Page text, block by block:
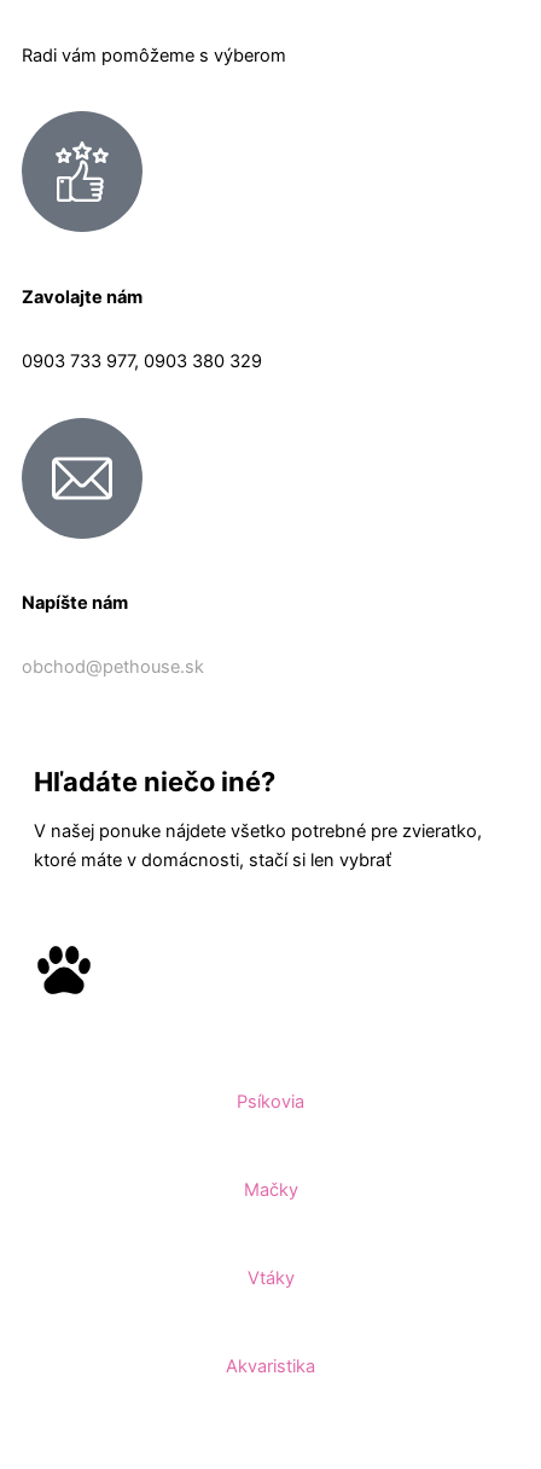
Radi vám pomôžeme s výberom
Zavolajte nám
0903 733 977, 0903 380 329
Napíšte nám
obchod@pethouse.sk
Hľadáte niečo iné?
V našej ponuke nájdete všetko potrebné pre zvieratko,
ktoré máte v domácnosti, stačí si len vybrať
Psíkovia
Mačky
Vtáky
Akvaristika